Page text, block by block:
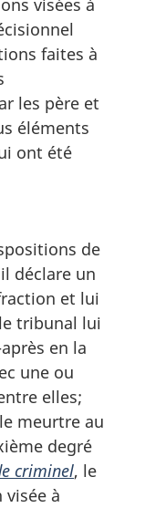
visées à
faites à
les père et
éléments
ont été
de
déclare un
et lui
tribunal lui
en la
une ou
elles;
meurtre au
degré
criminel, le
à